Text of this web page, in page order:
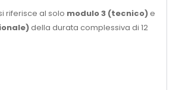
riferisce al solo modulo 3 (tecnico) e
della durata complessiva di 12